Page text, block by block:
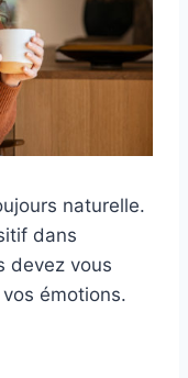
naturelle.
dans
devez vous
émotions.